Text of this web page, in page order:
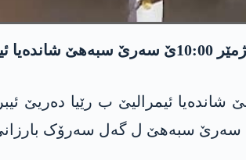
شاندەیا ئیمرالیێ ب رێیا دەریێ